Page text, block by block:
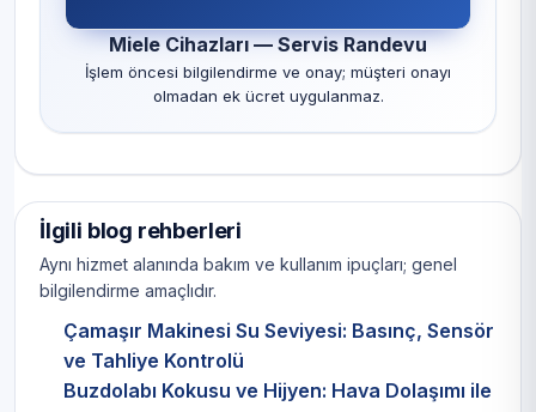
Miele Cihazları — Servis Randevu
İşlem öncesi bilgilendirme ve onay; müşteri onayı
olmadan ek ücret uygulanmaz.
İlgili blog rehberleri
Aynı hizmet alanında bakım ve kullanım ipuçları; genel
bilgilendirme amaçlıdır.
Çamaşır Makinesi Su Seviyesi: Basınç, Sensör
ve Tahliye Kontrolü
Buzdolabı Kokusu ve Hijyen: Hava Dolaşımı ile